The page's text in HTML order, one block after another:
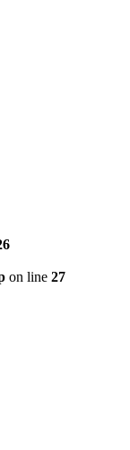
on line 27